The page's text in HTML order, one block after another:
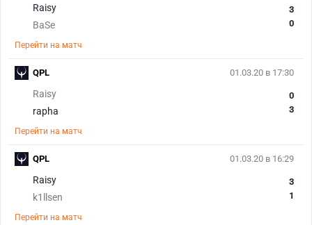
Raisy
BaSe
3
0
Перейти на матч
01.03.20 в 17:30
Raisy
rapha
0
3
Перейти на матч
QPL
01.03.20 в 16:29
Raisy
k1llsen
3
1
Перейти на матч
QPL